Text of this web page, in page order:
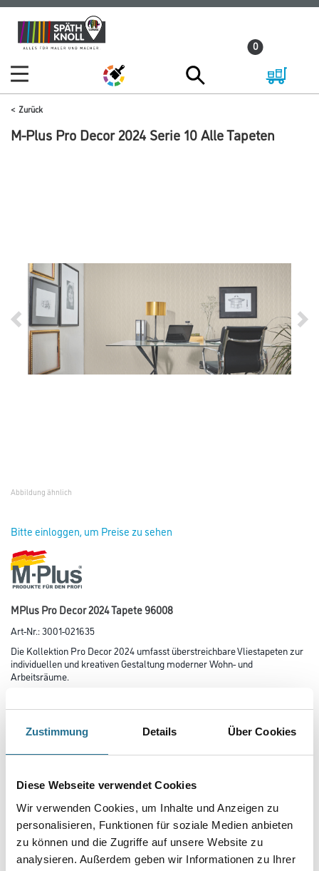
Zustimmung Details Über Cookies
Diese Webseite verwendet Cookies
Wir verwenden Cookies, um Inhalte und Anzeigen zu
personalisieren, Funktionen für soziale Medien anbieten
zu können und die Zugriffe auf unsere Website zu
analysieren. Außerdem geben wir Informationen zu Ihrer
Zum
Inhalt
Zum
Navigationsmenü
0
Zurück
M-Plus Pro Decor 2024 Serie 10 Alle Tapeten
Abbildung ähnlich
Bitte einloggen, um Preise zu sehen
MPlus Pro Decor 2024 Tapete 96008
Art-Nr.:3001-021635
Die Kollektion Pro Decor 2024 umfasst überstreichbare Vliestapeten zur
individuellen und kreativen Gestaltung moderner Wohn- und
Arbeitsräume.
Farbtonbezeichnung
Breite in centimeter